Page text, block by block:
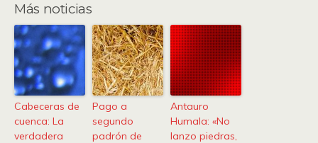
Más noticias
Cabeceras de
cuenca: La
verdadera
Pago a
segundo
padrón de
Antauro
Humala: «No
lanzo piedras,